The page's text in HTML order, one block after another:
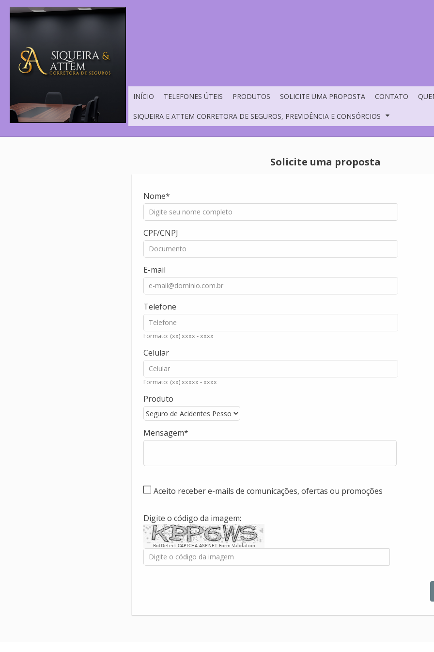
INÍCIO TELEFONES ÚTEIS PRODUTOS SOLICITE UMA PROPOSTA CONTATO
SIQUEIRA E ATTEM CORRETORA DE SEGUROS, PREVIDÊNCIA E CONSÓRCIOS
Solicite uma proposta
Nome
CPF/CNPJ
E-mail
Telefone
Formato: (xx) xxxx - xxxx
Celular
Formato: (xx) xxxxx - xxxx
Produto
Mensagem
Aceito receber e-mails de comunicações, ofertas ou promoções
Digite o código da imagem:
BotDetect CAPTCHA ASP.NET Form Validation